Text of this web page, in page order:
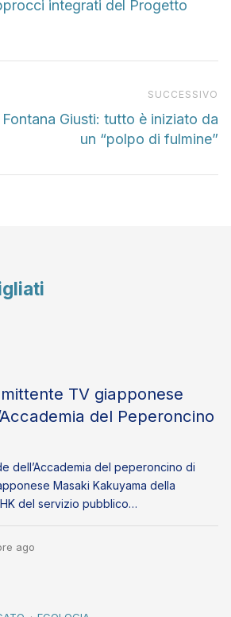
integrati del Progetto
SUCCESSIVO
Giusti: tutto è iniziato da
un “polpo di fulmine”
TV giapponese
del Peperoncino
dell’Accademia del peperoncino di
Masaki Kakuyama della
del servizio pubblico…
ago